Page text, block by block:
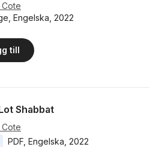
Engelska, 2022
till
Shabbat
PDF Engelska 2022